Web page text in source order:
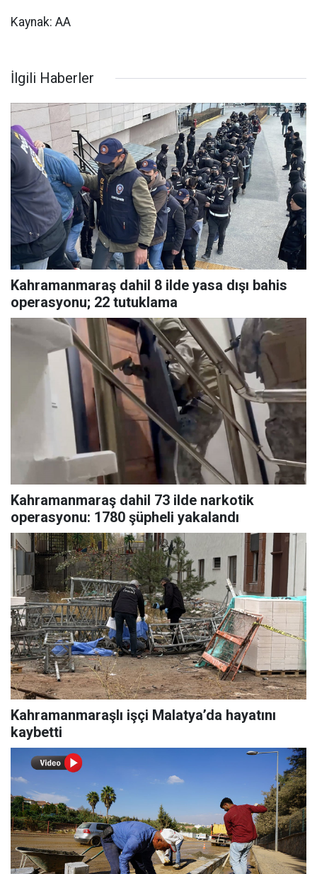
Kaynak: AA
İlgili Haberler
Kahramanmaraş dahil 8 ilde yasa dışı bahis
operasyonu; 22 tutuklama
Kahramanmaraş dahil 73 ilde narkotik
operasyonu: 1780 şüpheli yakalandı
Kahramanmaraşlı işçi Malatya’da hayatını
kaybetti